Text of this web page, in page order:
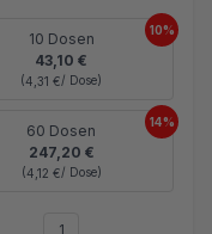
10 Dosen
43,10 €
(4,31 €/ Dose)
10%
60 Dosen
247,20 €
(4,12 €/ Dose)
14%